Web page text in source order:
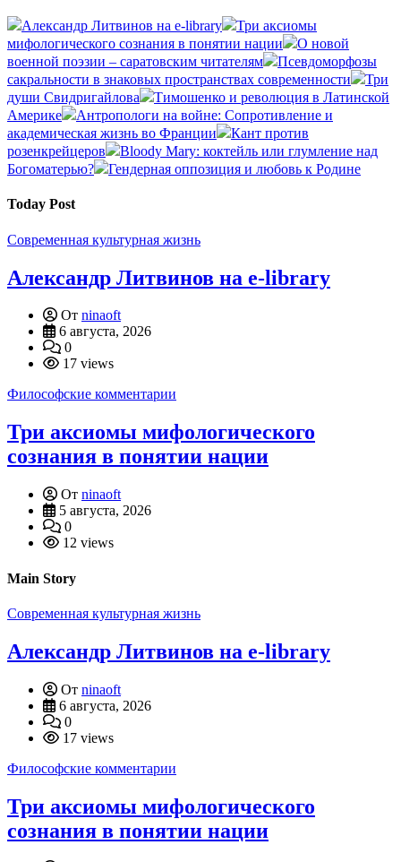
Александр Литвинов на e-library
Три аксиомы
мифологического сознания в понятии нации
О новой
военной поэзии – саратовским читателям
Псевдоморфозы
сакральности в знаковых пространствах современности
Три
души Свидригайлова
Тимошенко и революция в Латинской
Америке
Антропологи на войне: Сопротивление и
академическая жизнь во Франции
Кант против
розенкрейцеров
Bloody Mary: коктейль или глумление над
Богоматерью?
Гендерная оппозиция и любовь к Родине
Today Post
Современная культурная жизнь
Александр Литвинов на e-library
От ninaoft
6 августа, 2026
0
17 views
Философские комментарии
Три аксиомы мифологического
сознания в понятии нации
От ninaoft
5 августа, 2026
0
12 views
Main Story
Современная культурная жизнь
Александр Литвинов на e-library
От ninaoft
6 августа, 2026
0
17 views
Философские комментарии
Три аксиомы мифологического
сознания в понятии нации